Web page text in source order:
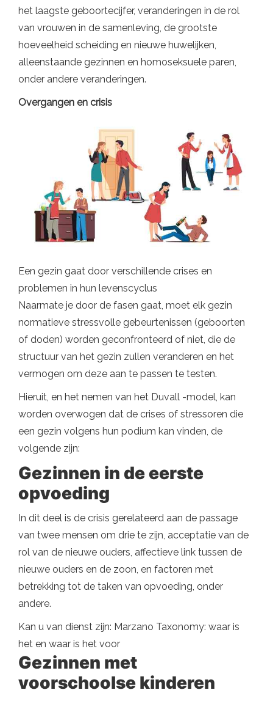
het laagste geboortecijfer, veranderingen in de rol
van vrouwen in de samenleving, de grootste
hoeveelheid scheiding en nieuwe huwelijken,
alleenstaande gezinnen en homoseksuele paren,
onder andere veranderingen.
Overgangen en crisis
Een gezin gaat door verschillende crises en
problemen in hun levenscyclus
Naarmate je door de fasen gaat, moet elk gezin
normatieve stressvolle gebeurtenissen (geboorten
of doden) worden geconfronteerd of niet, die de
structuur van het gezin zullen veranderen en het
vermogen om deze aan te passen te testen.
Hieruit, en het nemen van het Duvall -model, kan
worden overwogen dat de crises of stressoren die
een gezin volgens hun podium kan vinden, de
volgende zijn:
Gezinnen in de eerste
opvoeding
In dit deel is de crisis gerelateerd aan de passage
van twee mensen om drie te zijn, acceptatie van de
rol van de nieuwe ouders, affectieve link tussen de
nieuwe ouders en de zoon, en factoren met
betrekking tot de taken van opvoeding, onder
andere.
Kan u van dienst zijn: Marzano Taxonomy: waar is
het en waar is het voor
Gezinnen met
voorschoolse kinderen